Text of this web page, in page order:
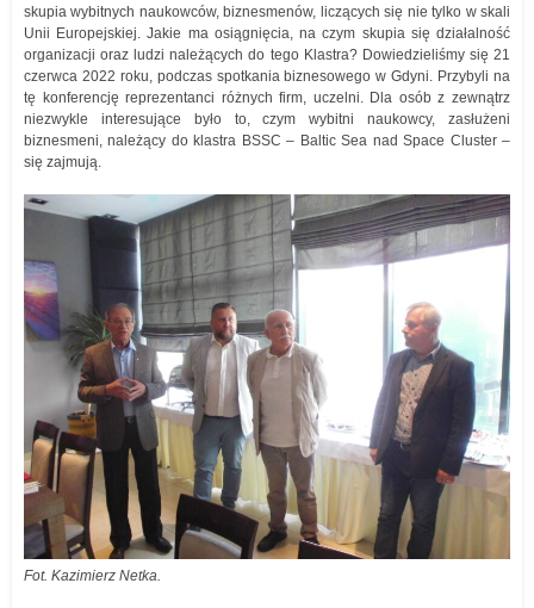
skupia wybitnych naukowców, biznesmenów, liczących się nie tylko w skali
Unii Europejskiej. Jakie ma osiągnięcia, na czym skupia się działalność
organizacji oraz ludzi należących do tego Klastra? Dowiedzieliśmy się 21
czerwca 2022 roku, podczas spotkania biznesowego w Gdyni. Przybyli na
tę konferencję reprezentanci różnych firm, uczelni. Dla osób z zewnątrz
niezwykle interesujące było to, czym wybitni naukowcy, zasłużeni
biznesmeni, należący do klastra BSSC – Baltic Sea nad Space Cluster –
się zajmują.
Fot. Kazimierz Netka.